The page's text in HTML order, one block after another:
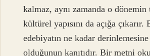
kalmaz, aynı zamanda o
kültürel yapısını da açığa
edebiyatın ne kadar
olduğunun kanıtıdır. Bir metni